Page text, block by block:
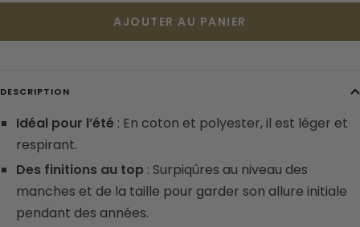
quantitéAJOUTER AU PANIER
DESCRIPTION
Idéal pour l’été : En coton et polyester, il est léger et
respirant.
Des finitions au top : Surpiqûres au niveau des
manches et de la taille pour garder son allure initiale
pendant des années.